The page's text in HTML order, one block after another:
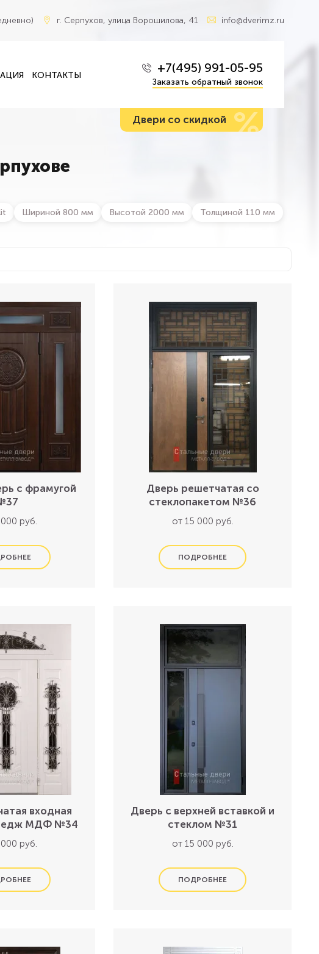
г. Серпухов, улица Ворошилова, 41 info@dverimz.ru
КОНТАКТЫ +7(495) 991-05-95
Заказать обратный звонок
Двери со скидкой %
Шириной 800 мм Высотой 2000 мм Толщиной 110 мм
с фрамугой
руб.
Дверь решетчатая со
стеклопакетом №36
от 15 000 руб.
входная
МДФ №34
руб.
Дверь с верхней вставкой и
стеклом №31
от 15 000 руб.